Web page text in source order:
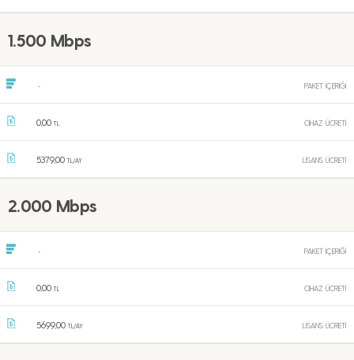
1.500 Mbps
- PAKET İÇERİĞİ
0,00 TL CİHAZ ÜCRETİ
5379,00 TL/AY LİSANS ÜCRETİ
2.000 Mbps
- PAKET İÇERİĞİ
0,00 TL CİHAZ ÜCRETİ
5699,00 TL/AY LİSANS ÜCRETİ